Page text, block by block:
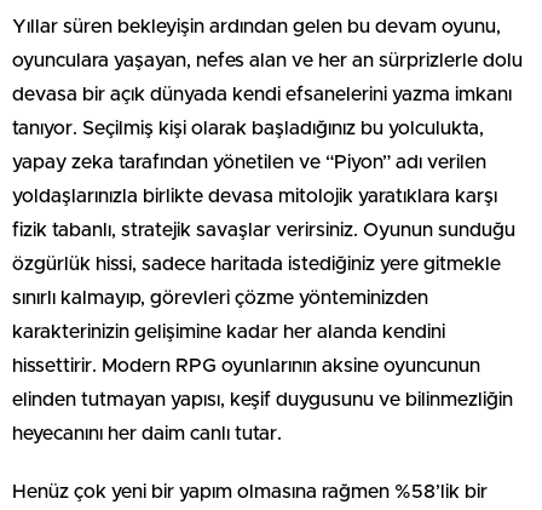
Yıllar süren bekleyişin ardından gelen bu devam oyunu,
oyunculara yaşayan, nefes alan ve her an sürprizlerle dolu
devasa bir açık dünyada kendi efsanelerini yazma imkanı
tanıyor. Seçilmiş kişi olarak başladığınız bu yolculukta,
yapay zeka tarafından yönetilen ve “Piyon” adı verilen
yoldaşlarınızla birlikte devasa mitolojik yaratıklara karşı
fizik tabanlı, stratejik savaşlar verirsiniz. Oyunun sunduğu
özgürlük hissi, sadece haritada istediğiniz yere gitmekle
sınırlı kalmayıp, görevleri çözme yönteminizden
karakterinizin gelişimine kadar her alanda kendini
hissettirir. Modern RPG oyunlarının aksine oyuncunun
elinden tutmayan yapısı, keşif duygusunu ve bilinmezliğin
heyecanını her daim canlı tutar.
Henüz çok yeni bir yapım olmasına rağmen %58’lik bir